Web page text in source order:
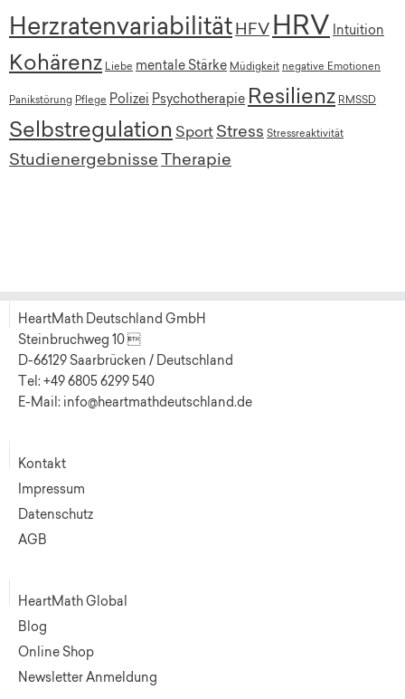
Herzratenvariabilität HFV HRV Intuition
Kohärenz Liebe mentale Stärke Müdigkeit negative Emotionen
Panikstörung Pflege Polizei Psychotherapie Resilienz RMSSD
Selbstregulation Sport Stress Stressreaktivität
Studienergebnisse Therapie
HeartMath Deutschland GmbH
Steinbruchweg 10 
D-66129 Saarbrücken / Deutschland
Tel: +49 6805 6299 540
E-Mail: info@heartmathdeutschland.de
Kontakt
Impressum
Datenschutz
AGB
HeartMath Global
Blog
Online Shop
Newsletter Anmeldung